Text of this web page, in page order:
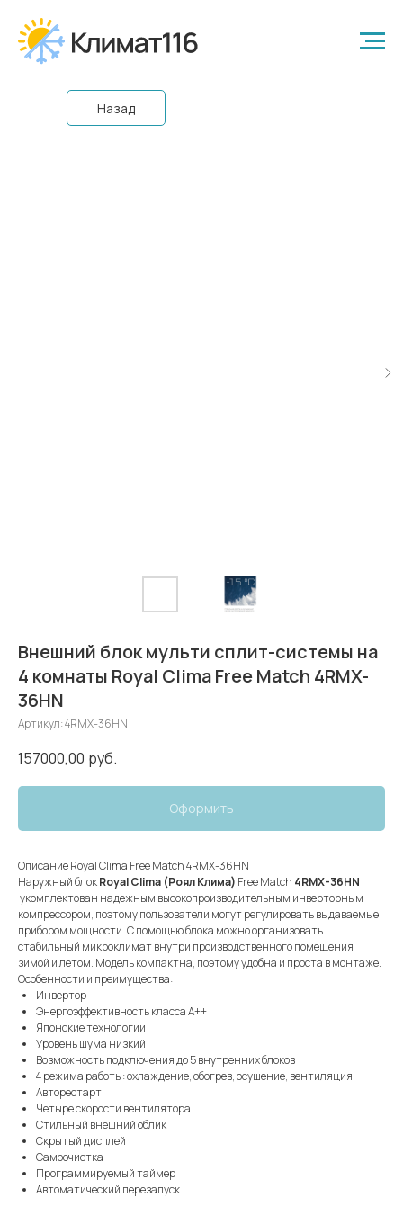
Назад
Внешний блок мульти сплит-системы на
4 комнаты Royal Clima Free Match 4RMX-
36HN
Артикул:4RMX-36HN
157000,00 руб.
Оформить
Описание Royal Clima Free Match 4RMX-36HN
Наружный блокRoyal Clima (Роял Клима) Free Match 4RMX-36HN
укомплектован надежным высокопроизводительным инверторным
компрессором, поэтому пользователи могут регулировать выдаваемые
прибором мощности. С помощью блока можно организовать
стабильный микроклимат внутри производственного помещения
зимой и летом. Модель компактна, поэтому удобна и проста в монтаже.
Особенности и преимущества:
Инвертор
Энергоэффективность класса А++
Японские технологии
Уровень шума низкий
Возможность подключения до 5 внутренних блоков
4 режима работы: охлаждение, обогрев, осушение, вентиляция
Авторестарт
Четыре скорости вентилятора
Стильный внешний облик
Скрытый дисплей
Самоочистка
Программируемый таймер
Автоматический перезапуск